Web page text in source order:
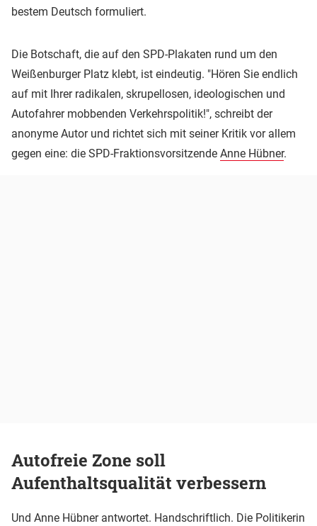
bestem Deutsch formuliert.
Die Botschaft, die auf den SPD-Plakaten rund um den
Weißenburger Platz klebt, ist eindeutig. "Hören Sie endlich
auf mit Ihrer radikalen, skrupellosen, ideologischen und
Autofahrer mobbenden Verkehrspolitik!", schreibt der
anonyme Autor und richtet sich mit seiner Kritik vor allem
gegen eine: die SPD-Fraktionsvorsitzende Anne Hübner.
Autofreie Zone soll
Aufenthaltsqualität verbessern
Und Anne Hübner antwortet. Handschriftlich. Die Politikerin